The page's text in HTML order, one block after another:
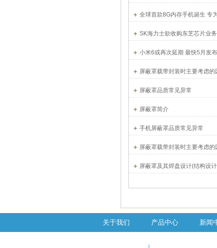
全球首款8G内存手机诞生 专
SK海力士欲收购东芝芯片业
小米6或再次延期 最快5月发布
屏蔽罩载带封装时主要考虑的
屏蔽罩品质常见异常
屏蔽罩简介
手机屏蔽罩品质常见异常
屏蔽罩载带封装时主要考虑的
屏蔽罩及其焊盘设计(结构设
关于我们 产品中心 新闻